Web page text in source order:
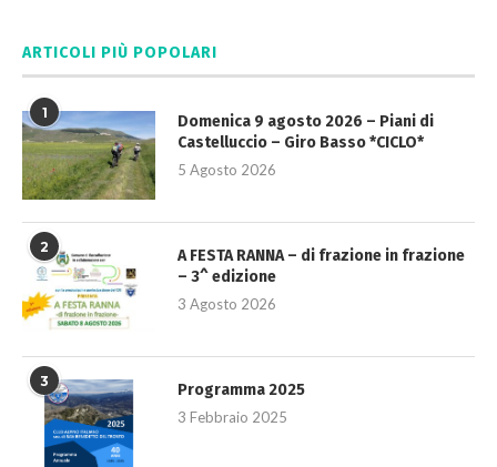
ARTICOLI PIÙ POPOLARI
1
Domenica 9 agosto 2026 – Piani di
Castelluccio – Giro Basso *CICLO*
5 Agosto 2026
2
A FESTA RANNA – di frazione in frazione
– 3^ edizione
3 Agosto 2026
3
Programma 2025
3 Febbraio 2025